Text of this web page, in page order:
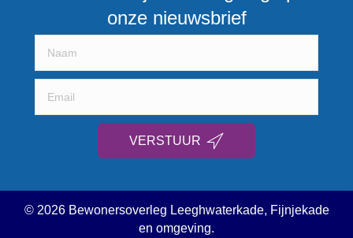
onze nieuwsbrief
VERSTUUR
© 2026 Bewonersoverleg Leeghwaterkade, Fijnjekade
en omgeving.